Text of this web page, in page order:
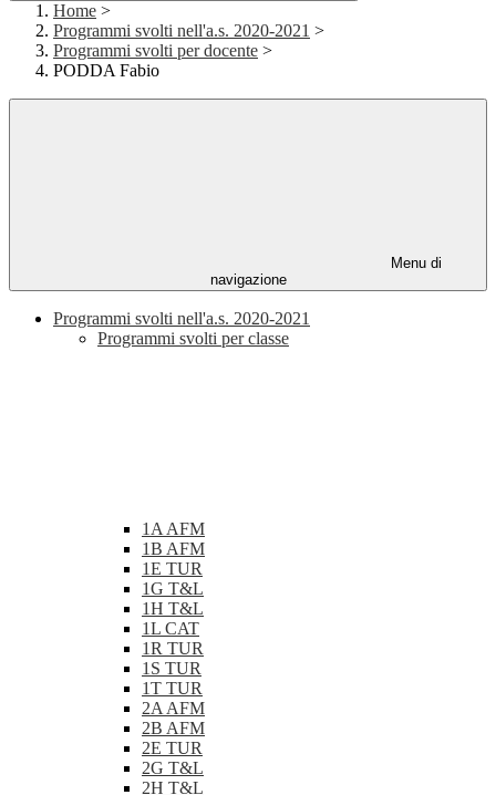
Home >
Programmi svolti nell'a.s. 2020-2021 >
Programmi svolti per docente >
PODDA Fabio
Menu di
navigazione
Programmi svolti nell'a.s. 2020-2021
Programmi svolti per classe
1A AFM
1B AFM
1E TUR
1G T&L
1H T&L
1L CAT
1R TUR
1S TUR
1T TUR
2A AFM
2B AFM
2E TUR
2G T&L
2H T&L